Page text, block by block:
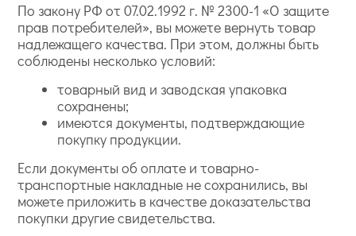
По закону РФ от 07.02.1992 г. № 2300-1 «О защите
прав потребителей», вы можете вернуть товар
надлежащего качества. При этом, должны быть
соблюдены несколько условий:
товарный вид и заводская упаковка
сохранены;
имеются документы, подтверждающие
покупку продукции.
Если документы об оплате и товарно-
транспортные накладные не сохранились, вы
можете приложить в качестве доказательства
покупки другие свидетельства.